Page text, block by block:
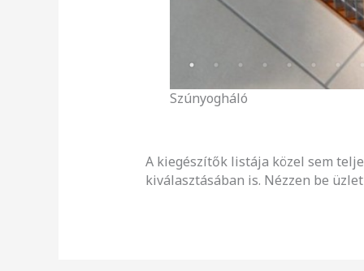
Szúnyogháló
A kiegészítők listája közel sem
kiválasztásában is. Nézzen be